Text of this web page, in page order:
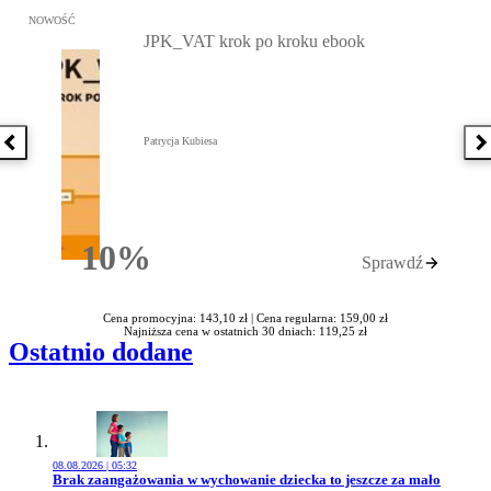
Poprzednia książka
Przejdź do: JPK_VAT krok po kroku ebook, Patrycja Kubiesa -
NOWOŚĆ
10%Rabatu
JPK_VAT krok po kroku ebook
Patrycja Kubiesa
Sprawdź
Cena promocyjna: 143,10 zł | Cena regularna: 159,00 zł
Najniższa cena w ostatnich 30 dniach: 119,25 zł
Ostatnio dodane
08.08.2026 | 05:32
Przejdź do artykułu:
Brak zaangażowania w wychowanie dziecka to jeszcze za mało